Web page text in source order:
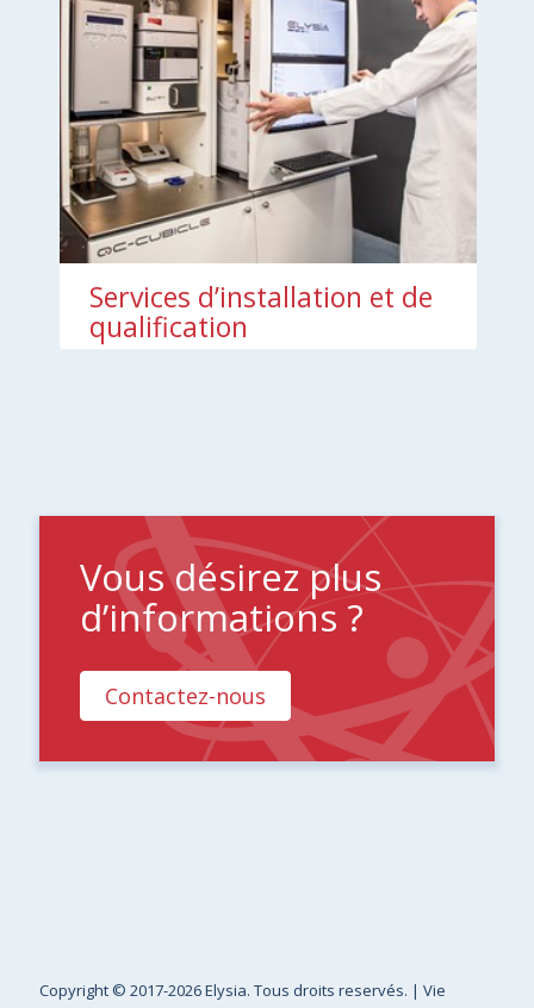
Services d’installation et de
qualification
Vous désirez plus
d’informations ?
Contactez-nous
Copyright © 2017-2026 Elysia. Tous droits reservés. |Vie